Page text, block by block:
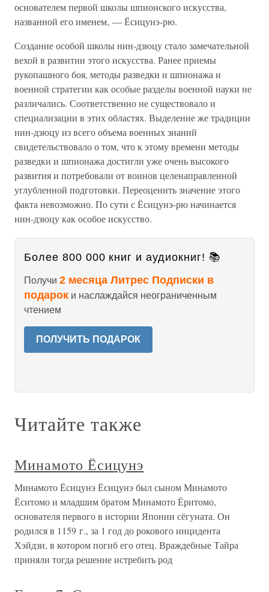
основателем первой школы шпионского искусства,
названной его именем, — Ёсицунэ-рю.
Создание особой школы нин-дзюцу стало замечательной
вехой в развитии этого искусства. Ранее приемы
рукопашного боя, методы разведки и шпионажа и
военной стратегии как особые разделы военной науки не
различались. Соответственно не существовало и
специализации в этих областях. Выделение же традиции
нин-дзюцу из всего объема военных знаний
свидетельствовало о том, что к этому времени методы
разведки и шпионажа достигли уже очень высокого
развития и потребовали от воинов целенаправленной
углубленной подготовки. Переоценить значение этого
факта невозможно. По сути с Ёсицунэ-рю начинается
нин-дзюцу как особое искусство.
Более 800 000 книг и аудиокниг! 📚
Получи 2 месяца Литрес Подписки в
подарок и наслаждайся неограниченным
чтением
ПОЛУЧИТЬ ПОДАРОК
Читайте также
Минамото Ёсицунэ
Минамото Ёсицунэ Ёсицунэ был сыном Минамото
Ёситомо и младшим братом Минамото Ёритомо,
основателя первого в истории Японии сёгуната. Он
родился в 1159 г., за 1 год до рокового инцидента
Хэйдзи, в котором погиб его отец. Враждебные Тайра
приняли тогда решение истребить род